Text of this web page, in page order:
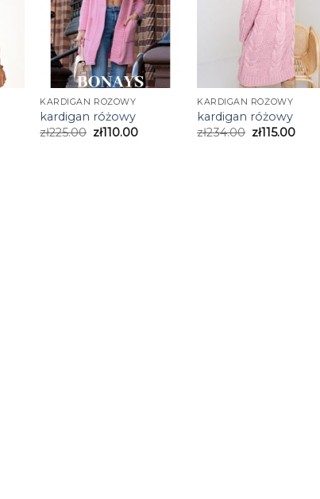
KARDIGAN RÓŻOWY
kardigan różowy
zł225.00 zł110.00
KARDIGAN RÓŻOWY
kardigan różowy
zł234.00 zł115.00